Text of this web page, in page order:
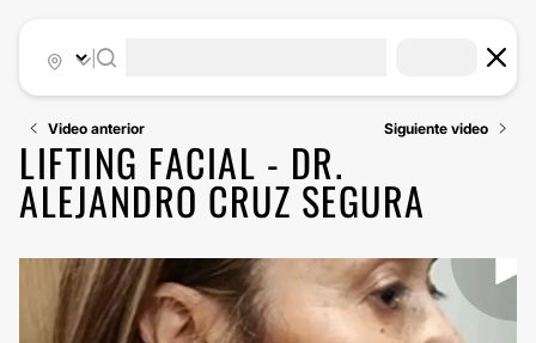
Video anterior Siguiente video
LIFTING FACIAL - DR.
ALEJANDRO CRUZ SEGURA